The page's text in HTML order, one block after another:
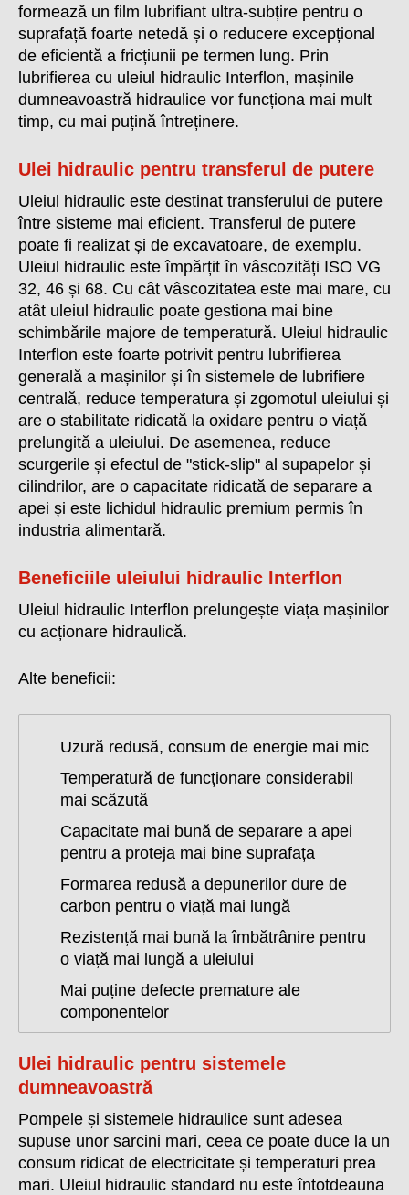
formează un film lubrifiant ultra-subțire pentru o
suprafață foarte netedă și o reducere excepțional
de eficientă a fricțiunii pe termen lung. Prin
lubrifierea cu uleiul hidraulic Interflon, mașinile
dumneavoastră hidraulice vor funcționa mai mult
timp, cu mai puțină întreținere.
Ulei hidraulic pentru transferul de putere
Uleiul hidraulic este destinat transferului de putere
între sisteme mai eficient. Transferul de putere
poate fi realizat și de excavatoare, de exemplu.
Uleiul hidraulic este împărțit în vâscozități ISO VG
32, 46 și 68. Cu cât vâscozitatea este mai mare, cu
atât uleiul hidraulic poate gestiona mai bine
schimbările majore de temperatură. Uleiul hidraulic
Interflon este foarte potrivit pentru lubrifierea
generală a mașinilor și în sistemele de lubrifiere
centrală, reduce temperatura și zgomotul uleiului și
are o stabilitate ridicată la oxidare pentru o viață
prelungită a uleiului. De asemenea, reduce
scurgerile și efectul de "stick-slip" al supapelor și
cilindrilor, are o capacitate ridicată de separare a
apei și este lichidul hidraulic premium permis în
industria alimentară.
Beneficiile uleiului hidraulic Interflon
Uleiul hidraulic Interflon prelungește viața mașinilor
cu acționare hidraulică.
Alte beneficii:
Uzură redusă, consum de energie mai mic
Temperatură de funcționare considerabil
mai scăzută
Capacitate mai bună de separare a apei
pentru a proteja mai bine suprafața
Formarea redusă a depunerilor dure de
carbon pentru o viață mai lungă
Rezistență mai bună la îmbătrânire pentru
o viață mai lungă a uleiului
Mai puține defecte premature ale
componentelor
Ulei hidraulic pentru sistemele
dumneavoastră
Pompele și sistemele hidraulice sunt adesea
supuse unor sarcini mari, ceea ce poate duce la un
consum ridicat de electricitate și temperaturi prea
mari. Uleiul hidraulic standard nu este întotdeauna